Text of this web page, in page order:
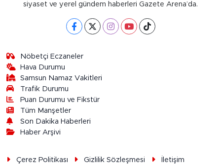
siyaset ve yerel gündem haberleri Gazete Arena’da.
Nöbetçi Eczaneler
Hava Durumu
Samsun Namaz Vakitleri
Trafik Durumu
Puan Durumu ve Fikstür
Tüm Manşetler
Son Dakika Haberleri
Haber Arşivi
Çerez Politikası Gizlilik Sözleşmesi İletişim